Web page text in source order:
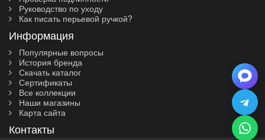
Руководство по уходу
Как писать перьевой ручкой?
Информация
Популярные вопросы
История бренда
Скачать каталог
Сертификаты
Все коллекции
Наши магазины
Карта сайта
Контакты